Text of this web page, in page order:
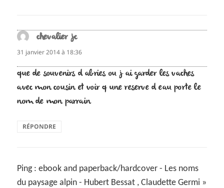
chevalier jcdit :
31 janvier 2014 à 18:36
que de souvenirs d abries ou j ai garder les vaches
avec mon cousin et voir q une reserve d eau porte le
nom de mon parrain
RÉPONDRE
Ping : ebook and paperback/hardcover - Les noms
du paysage alpin - Hubert Bessat , Claudette Germi »